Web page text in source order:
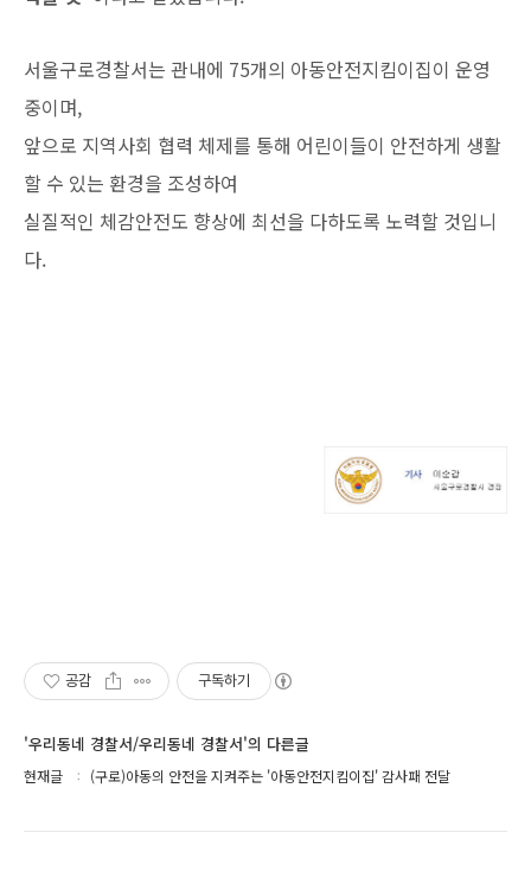
서울구로경찰서는 관내에 75개의 아동안전지킴이집이 운영
중이며,
앞으로 지역사회 협력 체제를 통해 어린이들이 안전하게 생활
할 수 있는 환경을 조성하여
실질적인 체감안전도 향상에 최선을 다하도록 노력할 것입니
다.
공감 구독하기
'우리동네 경찰서/우리동네 경찰서'의 다른글
현재글 (구로)아동의 안전을 지켜주는 '아동안전지킴이집' 감사패 전달